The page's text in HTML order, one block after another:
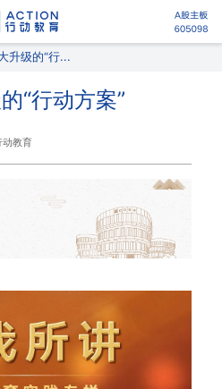
升级的“行...
“行动方案”
动教育